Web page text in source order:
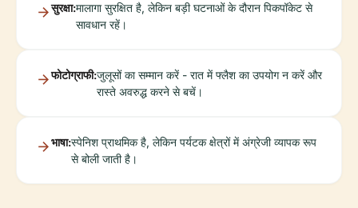
सुरक्षा:मालागा सुरक्षित है, लेकिन बड़ी घटनाओं के दौरान पिकपॉकेट से
सावधान रहें।
फोटोग्राफी:जुलूसों का सम्मान करें - रात में फ्लैश का उपयोग न करें और
रास्ते अवरुद्ध करने से बचें।
भाषा:स्पेनिश प्राथमिक है, लेकिन पर्यटक क्षेत्रों में अंग्रेजी व्यापक रूप
से बोली जाती है।